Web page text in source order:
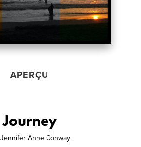
APERÇU
Journey
Jennifer Anne Conway